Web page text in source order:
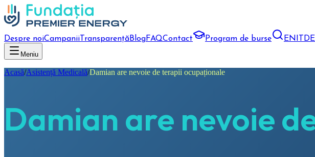
Despre noiCampanii TransparențăBlogFAQContact Program de burse EN DE
Meniu
Acasă/Asistență Medicală/Damian are nevoie de terapii ocupaționale
Damian are nevoie